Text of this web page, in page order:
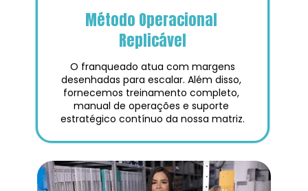
Método Operacional
Replicável
desenhadas para escalar. Além disso,
fornecemos treinamento completo,
manual de operações e suporte
estratégico contínuo da nossa matriz.